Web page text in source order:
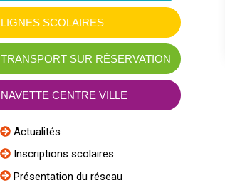
LIGNES SCOLAIRES
TRANSPORT SUR RÉSERVATION
NAVETTE CENTRE VILLE
Actualités
Inscriptions scolaires
Présentation du réseau